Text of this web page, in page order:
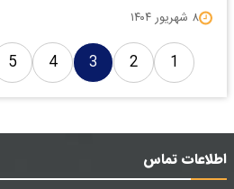
۸ شهریور ۱۴۰۴
1
2
3
4
5
اطلاعات تماس